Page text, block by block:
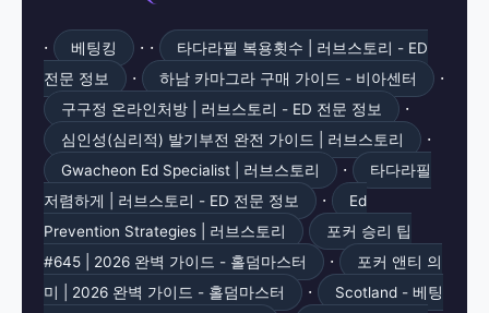
· 베팅킹 · ·
타다라필 복용횟수 | 러브스토리 - ED
전문 정보
· 하남 카마그라 구매 가이드 - 비아센터 ·
구구정 온라인처방 | 러브스토리 - ED 전문 정보 ·
심인성(심리적) 발기부전 완전 가이드 | 러브스토리 ·
Gwacheon Ed Specialist | 러브스토리 ·
타다라필
저렴하게 | 러브스토리 - ED 전문 정보
·
Ed
Prevention Strategies | 러브스토리
포커 승리 팁
#645 | 2026 완벽 가이드 - 홀덤마스터
·
포커 앤티 의
미 | 2026 완벽 가이드 - 홀덤마스터
· Scotland - 베팅